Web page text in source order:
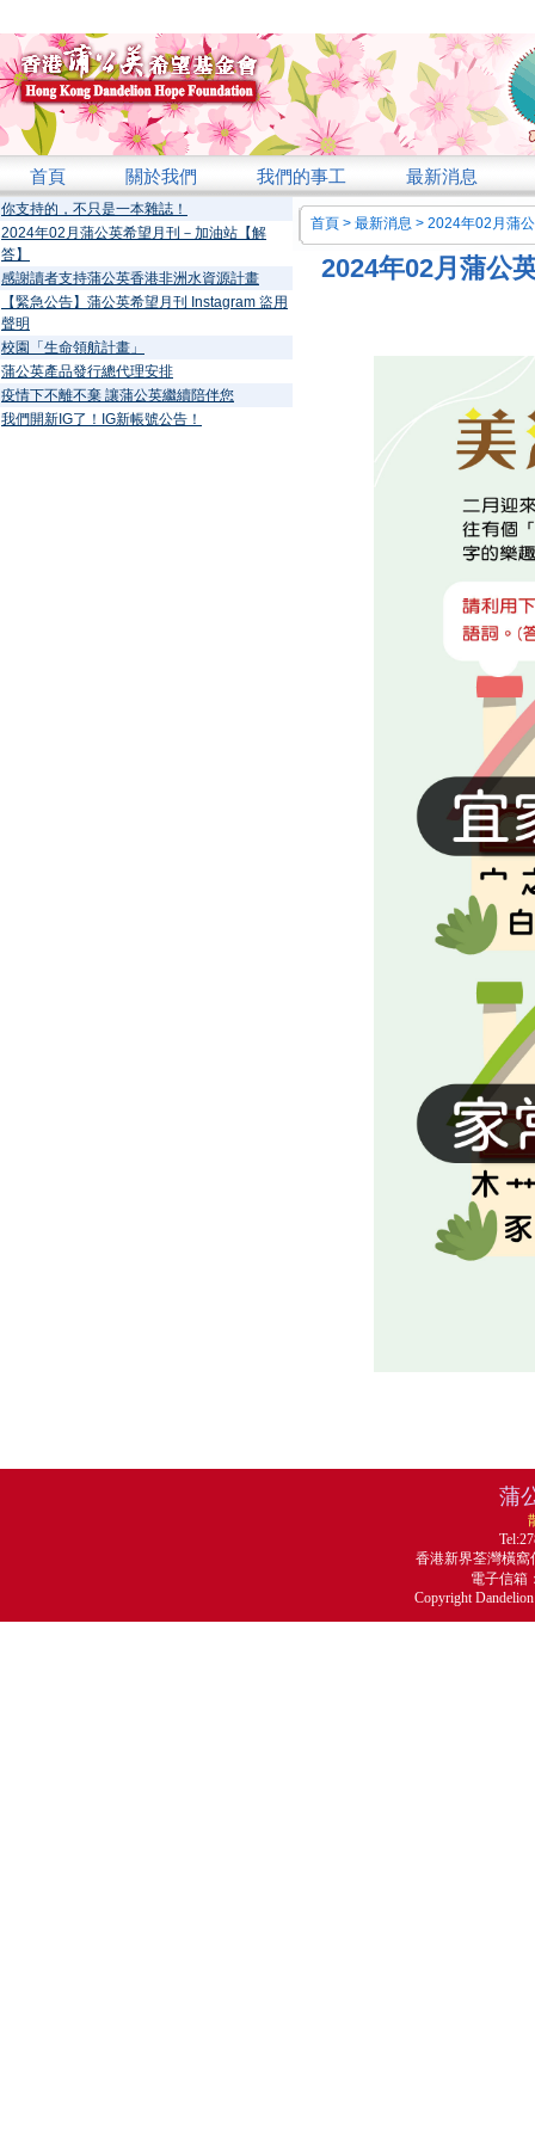
首頁 關於我們 我們的事工 最新消息
你支持的，不只是一本雜誌！
2024年02月蒲公英希望月刊－加油站【解
答】
感謝讀者支持蒲公英香港非洲水資源計畫
【緊急公告】蒲公英希望月刊 Instagram 盜用
聲明
校園「生命領航計畫」
蒲公英產品發行總代理安排
疫情下不離不棄 讓蒲公英繼續陪伴您
我們開新IG了！IG新帳號公告！
首頁 > 最新消息 > 2024年02月蒲
2024年02月蒲公
蒲
香港新界荃灣橫窩
電子信箱
Copyright